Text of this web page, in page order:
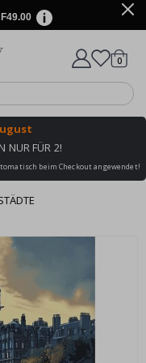
Wagen
0
NUR FÜR 2!
beim Checkout angewendet!